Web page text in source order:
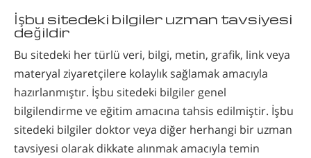
İşbu sitedeki bilgiler uzman tavsiyesi
değildir
Bu sitedeki her türlü veri, bilgi, metin, grafik, link veya
materyal ziyaretçilere kolaylık sağlamak amacıyla
hazırlanmıştır. İşbu sitedeki bilgiler genel
bilgilendirme ve eğitim amacına tahsis edilmiştir. İşbu
sitedeki bilgiler doktor veya diğer herhangi bir uzman
tavsiyesi olarak dikkate alınmak amacıyla temin